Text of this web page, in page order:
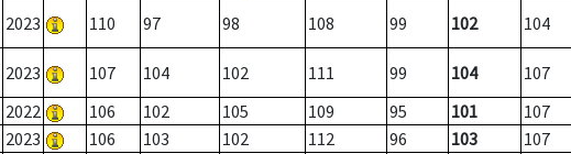
2023 110 97 98 108 99 102 104
2023 107 104 102 111 99 104
107
2022 106 102 105 109 95 101
107
2023 106 103 102 112 96 103
107